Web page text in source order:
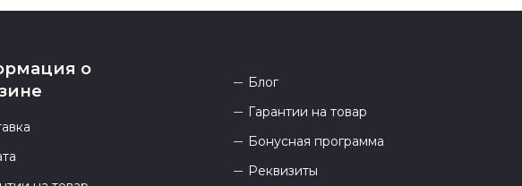
о
Блог
Гарантии на товар
Бонусная программа
Реквизиты